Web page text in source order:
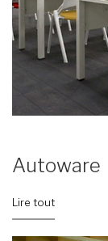
Autoware
Lire tout